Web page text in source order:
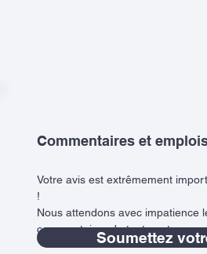
Commentaires et
Votre avis est extrêmement
!
Nous attendons avec impatience
commentaires de toute nature.
Soumettez